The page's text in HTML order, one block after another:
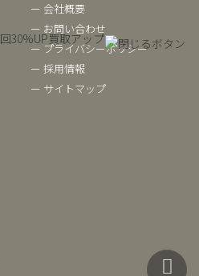
ー 会社概要
ー お問い合わせ
ー プライバシーポリシー
ー 採用情報
ー サイトマップ